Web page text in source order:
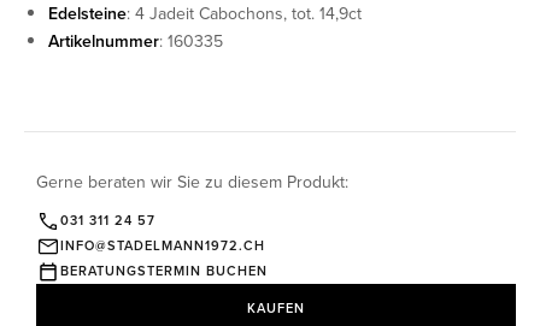
Edelsteine: 4 Jadeit Cabochons, tot. 14,9ct
Artikelnummer: 160335
Gerne beraten wir Sie zu diesem Produkt:
031 311 24 57
INFO@STADELMANN1972.CH
BERATUNGSTERMIN BUCHEN
KAUFEN